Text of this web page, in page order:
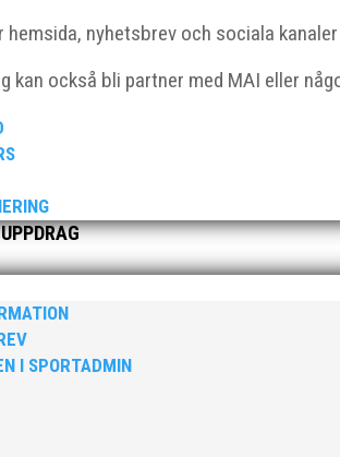
hemsida, nyhetsbrev och sociala
kan också bli partner med MAI eller
I SPORTADMIN
mängd olika projekt. Med sin parhäst och
här och för oss MAI:re betyder det
i vår anrika förening om hur jag